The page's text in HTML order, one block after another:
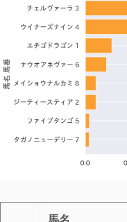
馬名